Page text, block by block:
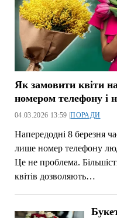
Як замовити квіти
номером телефону і
04.03.2026 13:59 |ПОРАДИ
Напередодні 8 березня
лише номер телефону
Це не проблема.
квітів дозволяють…